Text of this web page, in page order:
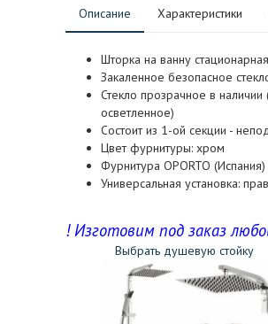
Описание Характеристики
Шторка на ванну стационарная
Закаленное безопасное
Стекло прозрачное в
осветленное)
Состоит из 1-ой секции -
Цвет фурнитуры: хром
Фурнитура OPORTO (Испания)
Универсальная установка:
! Изготовим под заказ
Выбрать душевую стойку